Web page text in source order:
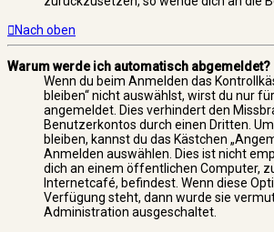
Nach oben
Warum werde ich automatisch abgemeldet?
Wenn du beim Anmelden das
bleiben“ nicht auswählst, wirst du nur
angemeldet. Dies verhindert den
Benutzerkontos durch einen Dritten.
bleiben, kannst du das Kästchen
Anmelden auswählen. Dies ist nicht
dich an einem öffentlichen Computer,
Internetcafé, befindest. Wenn diese
Verfügung steht, dann wurde sie
Administration ausgeschaltet.